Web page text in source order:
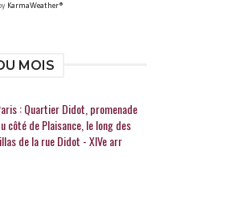
KarmaWeather®
MOIS
: Quartier Didot, promenade
côté de Plaisance, le long des
de la rue Didot - XIVe arr